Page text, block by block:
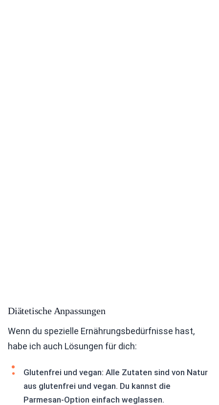
Diätetische Anpassungen
Wenn du spezielle Ernährungsbedürfnisse hast,
habe ich auch Lösungen für dich:
Glutenfrei und vegan: Alle Zutaten sind von Natur
aus glutenfrei und vegan. Du kannst die
Parmesan-Option einfach weglassen.